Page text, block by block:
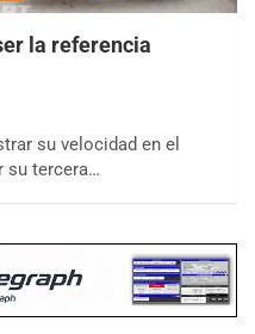
la referencia
su velocidad en el
su tercera…